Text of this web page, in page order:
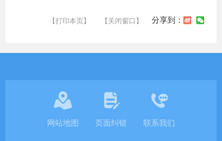
【打印本页】 【关闭窗口】 分享到：
网站地图 页面纠错 联系我们